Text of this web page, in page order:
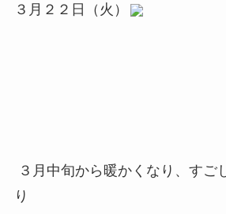
３月２２日（火）
３月中旬から暖かくなり、すご
り